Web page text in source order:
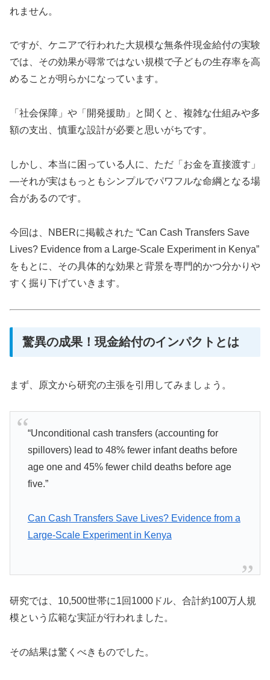
れません。
ですが、ケニアで行われた大規模な無条件現金給付の実験
では、その効果が尋常ではない規模で子どもの生存率を高
めることが明らかになっています。
「社会保障」や「開発援助」と聞くと、複雑な仕組みや多
額の支出、慎重な設計が必要と思いがちです。
しかし、本当に困っている人に、ただ「お金を直接渡す」
—それが実はもっともシンプルでパワフルな命綱となる場
合があるのです。
今回は、NBERに掲載された “Can Cash Transfers Save
Lives? Evidence from a Large-Scale Experiment in Kenya”
をもとに、その具体的な効果と背景を専門的かつ分かりや
すく掘り下げていきます。
驚異の成果！現金給付のインパクトとは
まず、原文から研究の主張を引用してみましょう。
“Unconditional cash transfers (accounting for
spillovers) lead to 48% fewer infant deaths before
age one and 45% fewer child deaths before age
five.”
Can Cash Transfers Save Lives? Evidence from a
Large-Scale Experiment in Kenya
研究では、10,500世帯に1回1000ドル、合計約100万人規
模という広範な実証が行われました。
その結果は驚くべきものでした。